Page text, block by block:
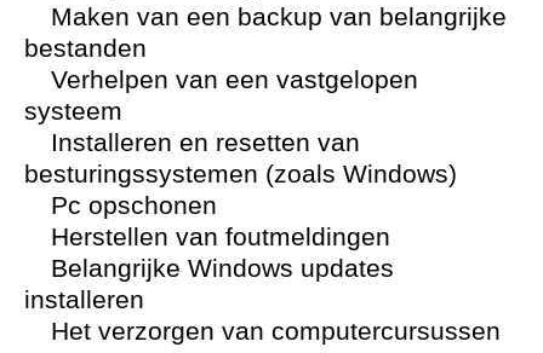
Maken van een backup van belangrijke
bestanden
Verhelpen van een vastgelopen
systeem
Installeren en resetten van
besturingssystemen (zoals Windows)
Pc opschonen
Herstellen van foutmeldingen
Belangrijke Windows updates
installeren
Het verzorgen van computercursussen